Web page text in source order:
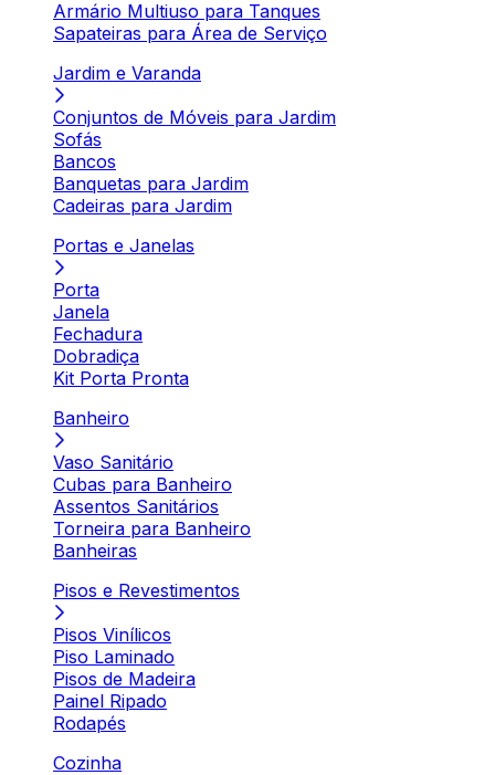
Armário Multiuso para Tanques
Sapateiras para Área de Serviço
Jardim e Varanda
Conjuntos de Móveis para Jardim
Sofás
Bancos
Banquetas para Jardim
Cadeiras para Jardim
Portas e Janelas
Porta
Janela
Fechadura
Dobradiça
Kit Porta Pronta
Banheiro
Vaso Sanitário
Cubas para Banheiro
Assentos Sanitários
Torneira para Banheiro
Banheiras
Pisos e Revestimentos
Pisos Vinílicos
Piso Laminado
Pisos de Madeira
Painel Ripado
Rodapés
Cozinha